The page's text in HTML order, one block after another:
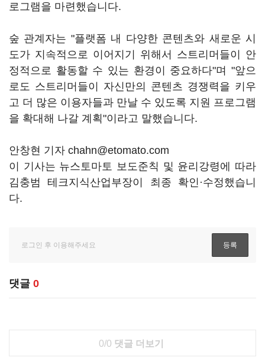
로그램을 마련했습니다.
숲 관계자는 "플랫폼 내 다양한 콘텐츠와 새로운 시
도가 지속적으로 이어지기 위해서 스트리머들이 안
정적으로 활동할 수 있는 환경이 중요하다"며 "앞으
로도 스트리머들이 자신만의 콘텐츠 경쟁력을 키우
고 더 많은 이용자들과 만날 수 있도록 지원 프로그램
을 확대해 나갈 계획"이라고 말했습니다.
안창현 기자 chahn@etomato.com
이 기사는 뉴스토마토 보도준칙 및 윤리강령에 따라
김충범 테크지식산업부장이 최종 확인·수정했습니
다.
댓글 0
0/0 댓글 더보기